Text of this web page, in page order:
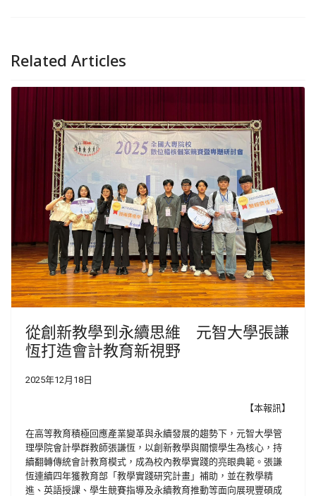
Related Articles
從創新教學到永續思維 元智大學張謙
恆打造會計教育新視野
2025年12月18日
【本報訊】
在高等教育積極回應產業變革與永續發展的趨勢下，元智大學管
理學院會計學群教師張謙恆，以創新教學與關懷學生為核心，持
續翻轉傳統會計教育模式，成為校內教學實踐的亮眼典範。張謙
恆連續四年獲教育部「教學實踐研究計畫」補助，並在教學精
進、英語授課、學生競賽指導及永續教育推動等面向展現豐碩成